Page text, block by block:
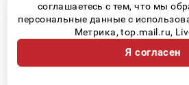
© 2026 «Архангельск Live» | Все
Возрастная категория
Политика
соглашаетесь с тем, что мы
персональные данные с
Метрика, top.mail.ru,
Я согласен